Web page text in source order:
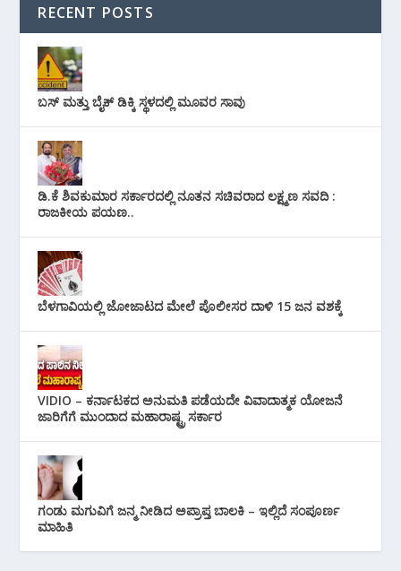
RECENT POSTS
ಬಸ್ ಮತ್ತು ಬೈಕ್ ಡಿಕ್ಕಿ ಸ್ಥಳದಲ್ಲಿ ಮೂವರ ಸಾವು
ಡಿ.ಕೆ ಶಿವಕುಮಾರ ಸರ್ಕಾರದಲ್ಲಿ ನೂತನ ಸಚಿವರಾದ ಲಕ್ಷ್ಮಣ ಸವದಿ :
ರಾಜಕೀಯ ಪಯಣ..
ಬೆಳಗಾವಿಯಲ್ಲಿ ಜೋಜಾಟದ ಮೇಲೆ ಪೊಲೀಸರ ದಾಳಿ 15 ಜನ ವಶಕ್ಕೆ
VIDIO – ಕರ್ನಾಟಕದ ಅನುಮತಿ ಪಡೆಯದೇ ವಿವಾದಾತ್ಮಕ ಯೋಜನೆ
ಜಾರಿಗೆಗೆ ಮುಂದಾದ ಮಹಾರಾಷ್ಟ್ರ ಸರ್ಕಾರ
ಗಂಡು ಮಗುವಿಗೆ ಜನ್ಮ ನೀಡಿದ ಅಪ್ರಾಪ್ತ ಬಾಲಕಿ – ಇಲ್ಲಿದೆ ಸಂಪೂರ್ಣ
ಮಾಹಿತಿ